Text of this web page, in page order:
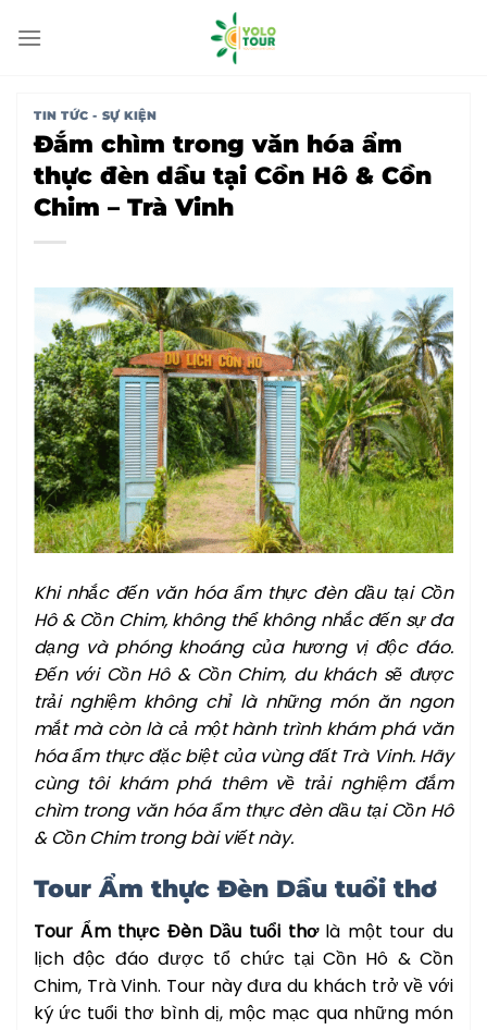
qua
TIN TỨC - SỰ KIỆN
Đắm chìm trong văn hóa ẩm
thực đèn dầu tại Cồn Hô & Cồn
Chim – Trà Vinh
Khi nhắc đến văn hóa ẩm thực đèn dầu tại Cồn
Hô & Cồn Chim, không thể không nhắc đến sự đa
dạng và phóng khoáng của hương vị độc đáo.
Đến với Cồn Hô & Cồn Chim, du khách sẽ được
trải nghiệm không chỉ là những món ăn ngon
mắt mà còn là cả một hành trình khám phá văn
hóa ẩm thực đặc biệt của vùng đất Trà Vinh. Hãy
cùng tôi khám phá thêm về trải nghiệm đắm
chìm trong văn hóa ẩm thực đèn dầu tại Cồn Hô
& Cồn Chim trong bài viết này.
Tour Ẩm thực Đèn Dầu tuổi thơ
Tour Ẩm thực Đèn Dầu tuổi thơlà một tour du
lịch độc đáo được tổ chức tại Cồn Hô & Cồn
Chim, Trà Vinh. Tour này đưa du khách trở về với
ký ức tuổi thơ bình dị, mộc mạc qua những món